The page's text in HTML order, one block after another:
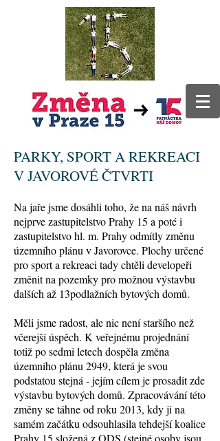
PARKY, SPORT A REKREACI
V JAVOROVÉ ČTVRTI
Na jaře jsme dosáhli toho, že na náš návrh
nejprve zastupitelstvo Prahy 15 a poté i
zastupitelstvo hl. m. Prahy odmítly změnu
územního plánu v Javorovce. Plochy určené
pro sport a rekreaci tady chtěli developeři
změnit na pozemky pro možnou výstavbu
dalších až 13podlažních bytových domů.
Měli jsme radost, ale nic není staršího než
včerejší úspěch. K veřejnému projednání
totiž po sedmi letech dospěla změna
územního plánu 2949, která je svou
podstatou stejná - jejím cílem je prosadit zde
výstavbu bytových domů. Zpracovávání této
změny se táhne od roku 2013, kdy ji na
samém začátku odsouhlasila tehdejší koalice
Prahy 15 složená z ODS (stejné osoby jsou